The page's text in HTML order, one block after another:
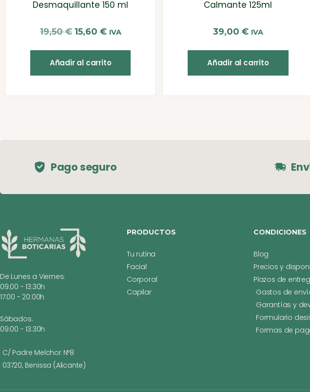
Desmaquillante 150 ml
19,50€ 15,60 € IVA
Añadir al carrito
Calmante 125ml
39,00 € IVA
Añadir al carrito
Pago seguro
De Lunes a Viernes:
09:00 - 13:30h
17:00 - 20:00h
Sábados:
09:00 - 13:30h
PRODUCTOS
Tu rutina
Facial
Corporal
Capilar
CONDICIONES
Blog
Precios y
Plazos de
Gastos de
Garantías y
Formulario
Formas de
C/ Padre Melchor Nº8
03720, Benissa (Alicante)